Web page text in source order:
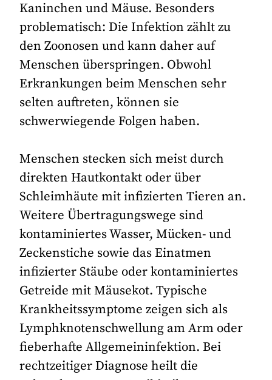
Kaninchen und Mäuse. Besonders
problematisch: Die Infektion zählt zu
den Zoonosen und kann daher auf
Menschen überspringen. Obwohl
Erkrankungen beim Menschen sehr
selten auftreten, können sie
schwerwiegende Folgen haben.
Menschen stecken sich meist durch
direkten Hautkontakt oder über
Schleimhäute mit infizierten Tieren an.
Weitere Übertragungswege sind
kontaminiertes Wasser, Mücken- und
Zeckenstiche sowie das Einatmen
infizierter Stäube oder kontaminiertes
Getreide mit Mäusekot. Typische
Krankheitssymptome zeigen sich als
Lymphknotenschwellung am Arm oder
fieberhafte Allgemeininfektion. Bei
rechtzeitiger Diagnose heilt die